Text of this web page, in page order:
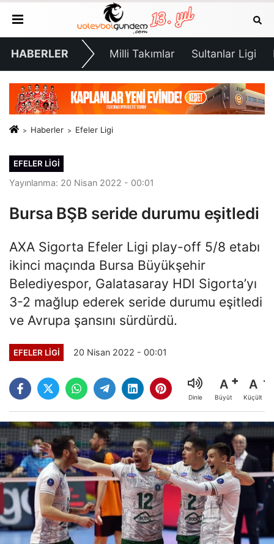
HABERLER Milli Takımlar Sultanlar Ligi
Haberler Efeler Ligi
EFELER LIGI
Yayınlanma: 20 Nisan 2022 - 00:01
Bursa BŞB seride durumu eşitledi
AXA Sigorta Efeler Ligi play-off 5/8 etabı
ikinci maçında Bursa Büyükşehir
Belediyespor, Galatasaray HDI Sigorta’yı
3-2 mağlup ederek seride durumu eşitledi
ve Avrupa şansını sürdürdü.
EFELER LIGI 20 Nisan 2022 - 00:01
Dinle
A
Büyüt
A
Küçült